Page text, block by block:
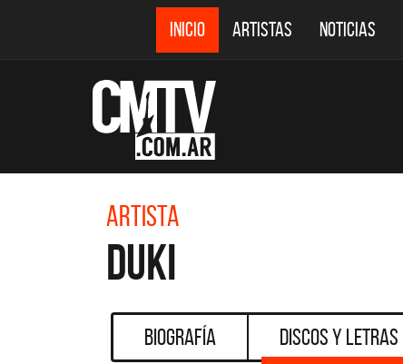
INICIO ARTISTAS NOTICIAS
Artista
Duki
Biografía Discos y Letras